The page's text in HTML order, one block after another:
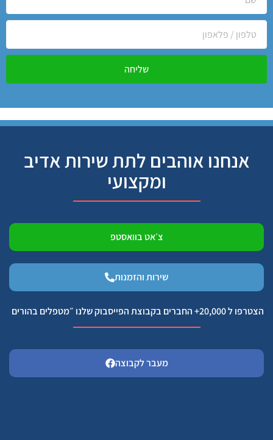
שליחה
אנחנו אוהבים לתת שירות אדיב
ומקצועי
צ׳אט בוואסטפ
שירות והזמנות
הצטרפו ל 20,000+ החברים בקבוצת הפייסבוק שלנו ״מטפלים בהורים
מעבר לקבוצה